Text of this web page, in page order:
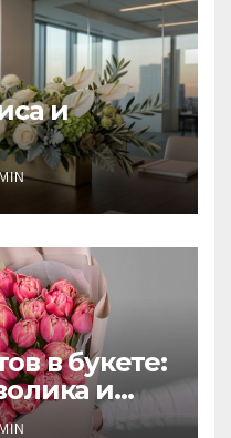
и
в букете:
и